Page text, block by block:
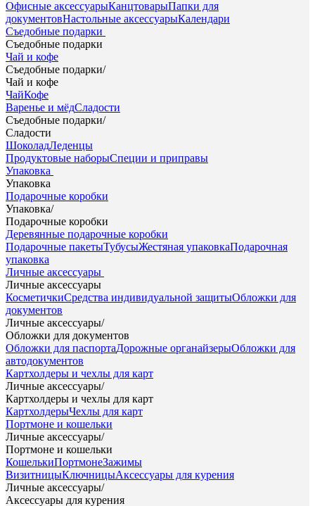
Офисные аксессуарыКанцтоварыПапки для
документовНастольные аксессуарыКалендари
Съедобные подарки
Съедобные подарки
Чай и кофе
Съедобные подарки/
Чай и кофе
ЧайКофе
Варенье и мёдСладости
Съедобные подарки/
Сладости
ШоколадЛеденцы
Продуктовые наборыСпеции и приправы
Упаковка
Упаковка
Подарочные коробки
Упаковка/
Подарочные коробки
Деревянные подарочные коробки
Подарочные пакетыТубусыЖестяная упаковкаПодарочная
упаковка
Личные аксессуары
Личные аксессуары
КосметичкиСредства индивидуальной защитыОбложки для
документов
Личные аксессуары/
Обложки для документов
Обложки для паспортаДорожные органайзерыОбложки для
автодокументов
Картхолдеры и чехлы для карт
Личные аксессуары/
Картхолдеры и чехлы для карт
КартхолдерыЧехлы для карт
Портмоне и кошельки
Личные аксессуары/
Портмоне и кошельки
КошелькиПортмонеЗажимы
ВизитницыКлючницыАксессуары для курения
Личные аксессуары/
Аксессуары для курения